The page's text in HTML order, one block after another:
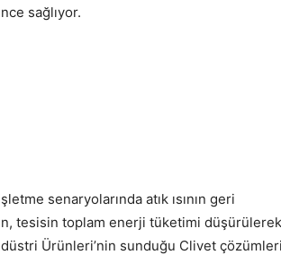
sağlıyor.
senaryolarında atık ısının geri
tesisin toplam enerji tüketimi düşürülerek
Ürünleri’nin sunduğu Clivet